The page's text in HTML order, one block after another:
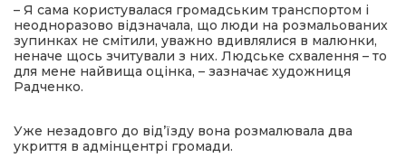
– Я сама користувалася громадським транспортом і
неодноразово відзначала, що люди на розмальованих
зупинках не смітили, уважно вдивлялися в малюнки,
неначе щось зчитували з них. Людське схвалення – то
для мене найвища оцінка, – зазначає художниця
Радченко.
Уже незадовго до від’їзду вона розмалювала два
укриття в адмінцентрі громади.